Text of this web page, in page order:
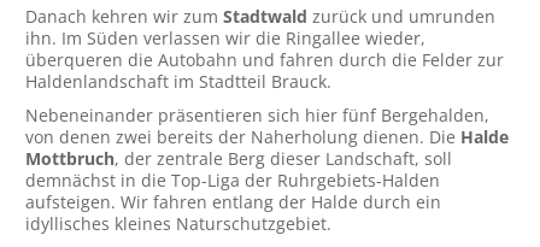
Danach kehren wir zum Stadtwald zurück und umrunden
ihn. Im Süden verlassen wir die Ringallee wieder,
überqueren die Autobahn und fahren durch die Felder zur
Haldenlandschaft im Stadtteil Brauck.
Nebeneinander präsentieren sich hier fünf Bergehalden,
von denen zwei bereits der Naherholung dienen. Die Halde
Mottbruch, der zentrale Berg dieser Landschaft, soll
demnächst in die Top-Liga der Ruhrgebiets-Halden
aufsteigen. Wir fahren entlang der Halde durch ein
idyllisches kleines Naturschutzgebiet.